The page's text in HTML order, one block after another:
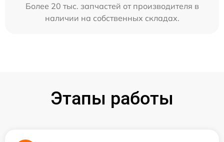
Более 20 тыс. запчастей от производителя в
наличии на собственных складах.
Этапы работы